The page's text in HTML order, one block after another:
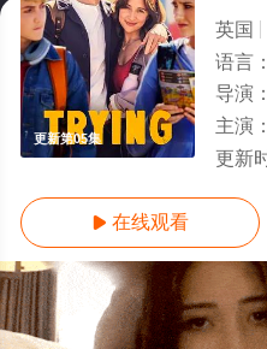
更新第05集
英国
语言：
导演：
主演：
更新
 在线观看